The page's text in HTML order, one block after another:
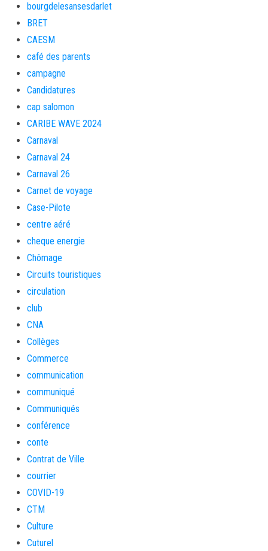
bourgdelesansesdarlet
BRET
CAESM
café des parents
campagne
Candidatures
cap salomon
CARIBE WAVE 2024
Carnaval
Carnaval 24
Carnaval 26
Carnet de voyage
Case-Pilote
centre aéré
cheque energie
Chômage
Circuits touristiques
circulation
club
CNA
Collèges
Commerce
communication
communiqué
Communiqués
conférence
conte
Contrat de Ville
courrier
COVID-19
CTM
Culture
Cuturel